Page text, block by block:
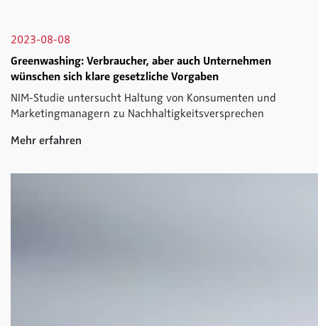
2023-08-08
Greenwashing: Verbraucher, aber auch Unternehmen
wünschen sich klare gesetzliche Vorgaben
NIM-Studie untersucht Haltung von Konsumenten und
Marketingmanagern zu Nachhaltigkeitsversprechen
Mehr erfahren